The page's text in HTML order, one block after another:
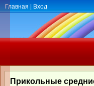
Главная Вход
Прикольные